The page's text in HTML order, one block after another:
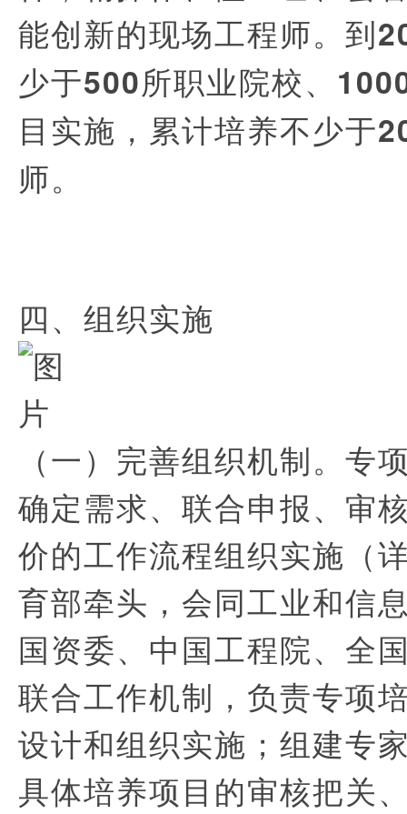
能创新的现场工程师。 到
少于500所职业院校、
目实施，累计培养不少于
师。
四、组织实施
（一）完善组织机制。专
确定需求、联合申报、审
价的工作流程组织实施（
育部牵头，会同工业和信
国资委、中国工程院、全
联合工作机制，负责专项
设计和组织实施；组建专
具体培养项目的审核把关